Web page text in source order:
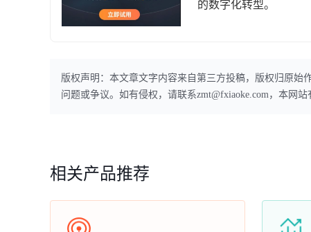
的数字化转型。
版权声明：本文章文字内容来自第三方投稿，版权归原始
问题或争议。如有侵权，请联系zmt@fxiaoke.com，本网
相关产品推荐